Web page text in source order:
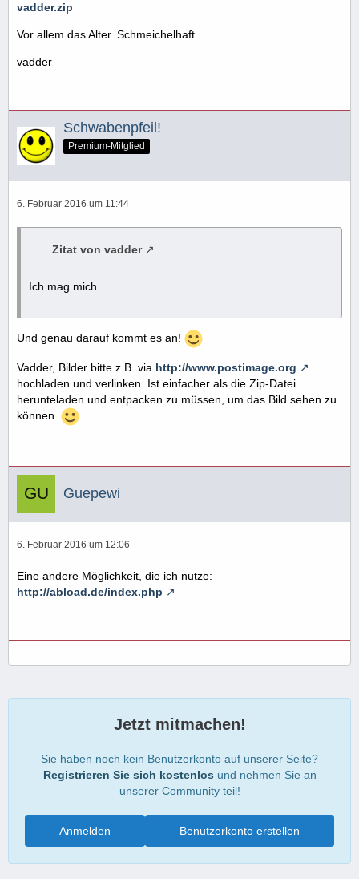
vadder.zip
Vor allem das Alter. Schmeichelhaft
vadder
Schwabenpfeil!
Premium-Mitglied
6. Februar 2016 um 11:44
Zitat von vadder
Ich mag mich
Und genau darauf kommt es an!
Vadder, Bilder bitte z.B. via http://www.postimage.org
hochladen und verlinken. Ist einfacher als die Zip-Datei
herunteladen und entpacken zu müssen, um das Bild sehen zu
können.
Guepewi
6. Februar 2016 um 12:06
Eine andere Möglichkeit, die ich nutze:
http://abload.de/index.php
Jetzt mitmachen!
Sie haben noch kein Benutzerkonto auf unserer Seite?
Registrieren Sie sich kostenlos und nehmen Sie an
unserer Community teil!
Benutzerkonto erstellen
Anmelden